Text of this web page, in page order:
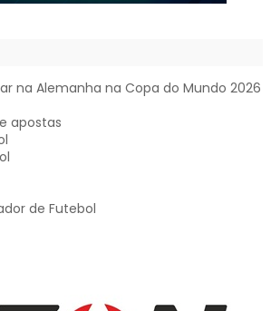
na Alemanha na Copa do Mundo 2026
apostas
de Futebol